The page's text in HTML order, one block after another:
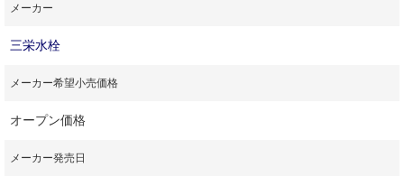
メーカー
三栄水栓
メーカー希望小売価格
オープン価格
メーカー発売日